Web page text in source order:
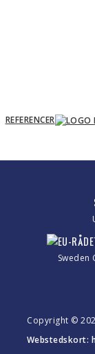
REFERENCER
Sweden
Copyright ©
Webstedskort: